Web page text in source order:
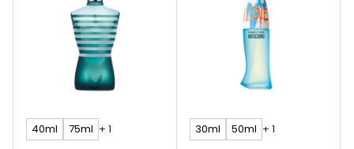
40ml 75ml + 1 30ml 50ml + 1